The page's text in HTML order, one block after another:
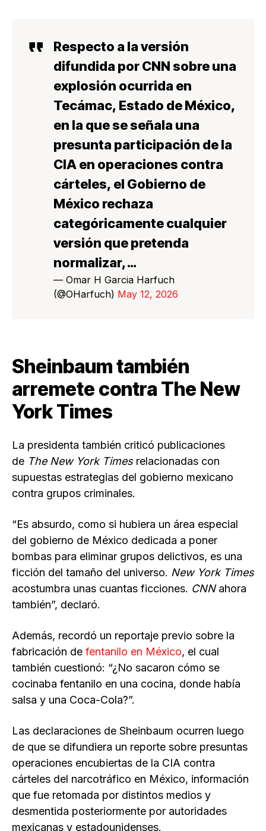
Respecto a la versión
difundida por CNN sobre una
explosión ocurrida en
Tecámac, Estado de México,
en la que se señala una
presunta participación de la
CIA en operaciones contra
cárteles, el Gobierno de
México rechaza
categóricamente cualquier
versión que pretenda
normalizar,…
— Omar H Garcia Harfuch
(@OHarfuch) May 12, 2026
Sheinbaum también
arremete contra The New
York Times
La presidenta también criticó publicaciones
de The New York Timesrelacionadas con
supuestas estrategias del gobierno mexicano
contra grupos criminales.
“Es absurdo, como si hubiera un área especial
del gobierno de México dedicada a poner
bombas para eliminar grupos delictivos, es una
ficción del tamaño del universo. New York Times
acostumbra unas cuantas ficciones. CNNahora
también”, declaró.
Además, recordó un reportaje previo sobre la
fabricación de fentanilo en México, el cual
también cuestionó: “¿No sacaron cómo se
cocinaba fentanilo en una cocina, donde había
salsa y una Coca-Cola?”.
Las declaraciones de Sheinbaum ocurren luego
de que se difundiera un reporte sobre presuntas
operaciones encubiertas de la CIA contra
cárteles del narcotráfico en México, información
que fue retomada por distintos medios y
desmentida posteriormente por autoridades
mexicanas y estadounidenses.